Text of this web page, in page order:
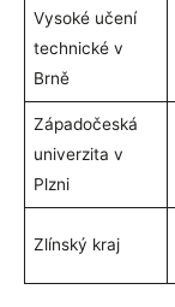
Vysoké učení
technické v
Brně
Západočeská
univerzita v
Plzni
Zlínský kraj